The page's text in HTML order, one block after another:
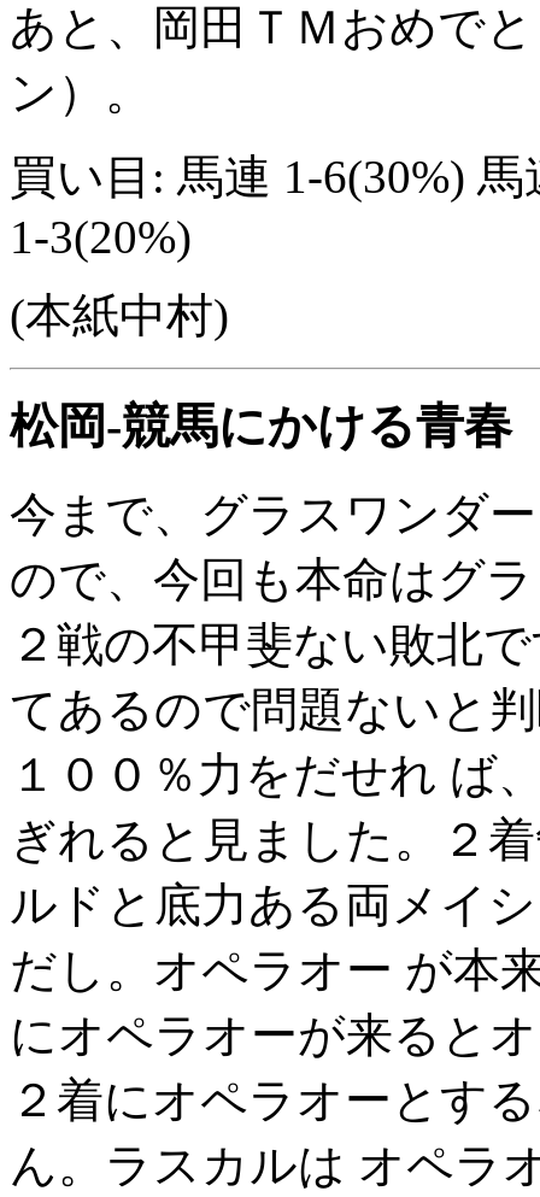
あと、岡田ＴＭおめで
ン）。
買い目: 馬連 1-6(30%)
1-3(20%)
(本紙中村)
松岡-競馬にかける青春
今まで、グラスワンダ
ので、今回も本命はグ
２戦の不甲斐ない敗北
てあるので問題ないと
１００％力をだせれ ば
ぎれると見ました。２
ルドと底力ある両メイ
だし。オペラオー が本
にオペラオーが来ると
２着にオペラオーとす
ん。ラスカルは オペラ